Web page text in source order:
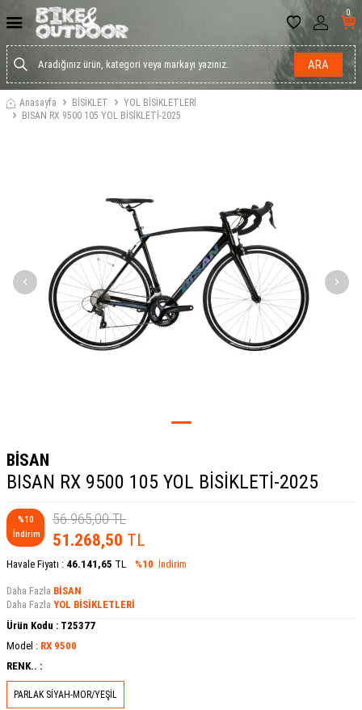
ARA
0
Anasayfa BİSİKLET
YOL BİSİKLETLERİ
BISAN RX 9500 105 YOL BİSİKLETİ-2025
BİSAN
BISAN RX 9500 105 YOL BİSİKLETİ-2025
%10
İndirim
56.965,00TL
51.268,50 TL
Havale Fiyatı : 46.141,65 TL %10 İndirim
Daha Fazla BİSAN
Daha Fazla YOL BİSİKLETLERİ
Ürün Kodu : T25377
Model : RX 9500
RENK.. :
PARLAK SİYAH-MOR/YEŞİL